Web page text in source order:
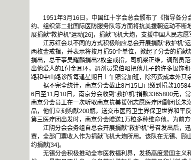
1951年3月16日，中国红十字会总会颁布了《指导各分
约、组织第二批国际医防服务队等方面将抗美援朝运动不
展捐献“救护机”运动[26]，捐献飞机大炮，支援中国人民志
江苏红会以不同的方式积极响应总会开展捐献“救护机”
两枚金戒指，并表示将按月捐50个单位，掀起了分会的捐
捐出，总干事吴耀麟捐出2枚金戒指，司机梁正维，调剂员
出他爱人的1付金耳环，调剂员梁伯昭把他儿子的许多银
路和中山路诊所每逢星期日上午照常加班，除药费成本外其
据不完全统计，南京分会截止8月15日已缴到捐款
6日至11月10日，南京分会收到“救护机”捐款3365800元，
南京分会员工在一次听取南京抗美援朝志愿医疗团副团长
品，他们立刻购献200瓶，送交市医药卫生界保卫世界和平
第三医疗团出发时，南京分会赠送1万粒多种维命他，为前方
江阴分会会务组自总会开展捐献“救护机”号召发出后，迅
赛，全部门票收入作为捐献飞机大炮所用。该队在无锡、
约捐献[34]。
无锡分会积极推动全市医救福利界，发扬高度爱国主义